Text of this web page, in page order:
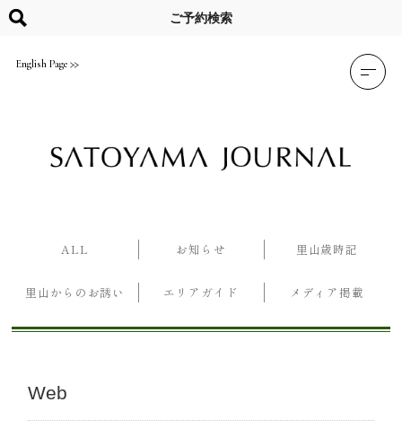
content
English Page
ご予約検索
ALL お知らせ 里山歳時記
里山からのお誘い エリアガイド メディア掲載
Web